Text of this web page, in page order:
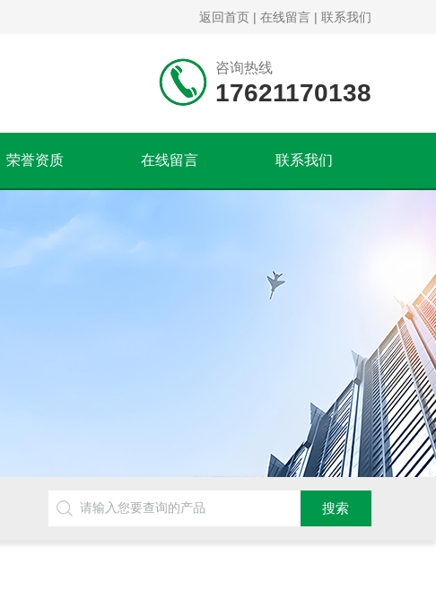
返回首页 | 在线留言 | 联系我们
咨询热线
17621170138
荣誉资质 在线留言 联系我们